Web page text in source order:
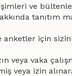
ve
tanıtım
anketler için
veya vaka
veya izin